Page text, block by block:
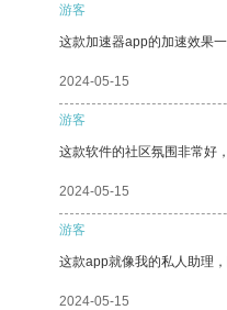
游客
这款加速器app的加速效果
2024-05-15
游客
这款软件的社区氛围非常好
2024-05-15
游客
这款app就像我的私人助理
2024-05-15